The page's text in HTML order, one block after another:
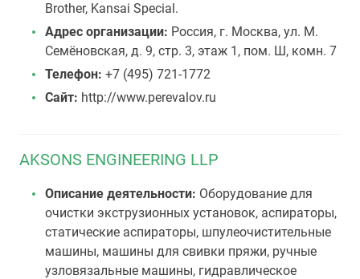
Brother, Kansai Special.
Адрес организации: Россия, г. Москва, ул. М.
Семёновская, д. 9, стр. 3, этаж 1, пом. Ш, комн. 7
Телефон: +7 (495) 721-1772
Сайт: http://www.perevalov.ru
AKSONS ENGINEERING LLP
Описание деятельности: Оборудование для
очистки экструзионных установок, аспираторы,
статические аспираторы, шпулеочистительные
машины, машины для свивки пряжи, ручные
узловязальные машины, гидравлическое